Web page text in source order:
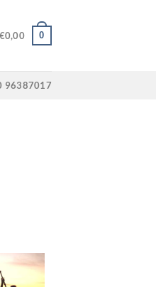
€0,00 0
96387017